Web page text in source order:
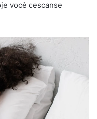
você descanse